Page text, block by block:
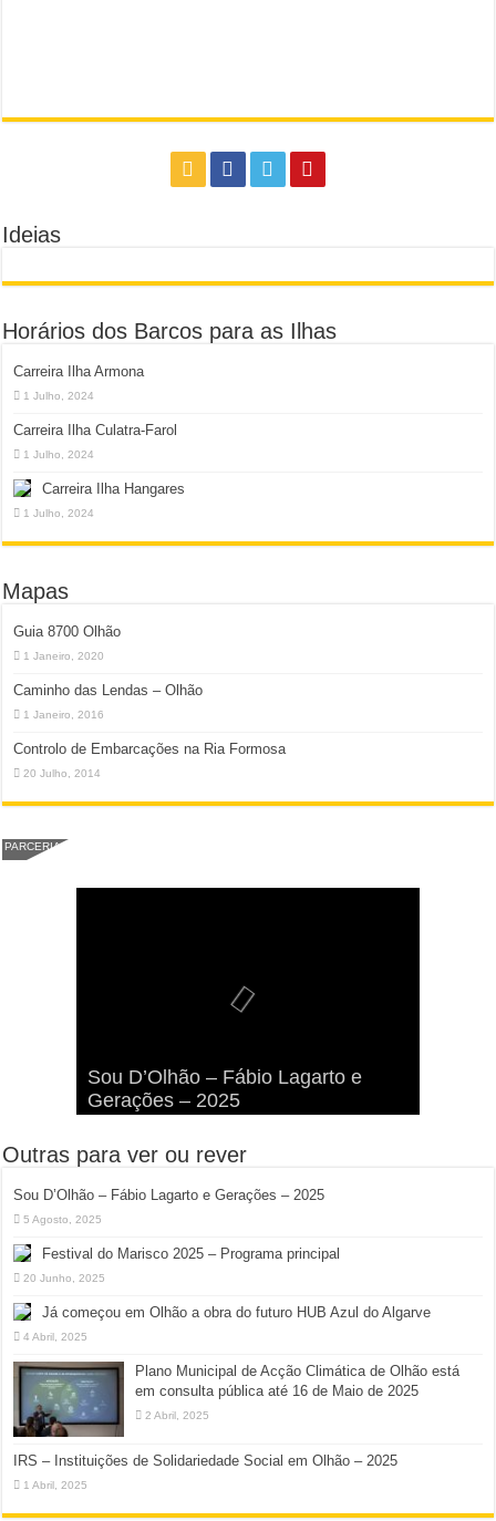
Ideias
Horários dos Barcos para as Ilhas
Carreira Ilha Armona
1 Julho, 2024
Carreira Ilha Culatra-Farol
1 Julho, 2024
Carreira Ilha Hangares
1 Julho, 2024
Mapas
Guia 8700 Olhão
1 Janeiro, 2020
Caminho das Lendas – Olhão
1 Janeiro, 2016
Controlo de Embarcações na Ria Formosa
20 Julho, 2014
PARCERIA
Sou D’Olhão – Fábio Lagarto e
Gerações – 2025
Armona: Música, Comida e
Diversão à Beira-Ria!
Taphani X Benkest: Vídeo Musical
na Ilha da Armona
“Lavar a Loiça” na Ilha dos
Hangares
Quatro Dias Mais Um de Aventura e
Diversão!
Outras para ver ou rever
Sou D’Olhão – Fábio Lagarto e Gerações – 2025
5 Agosto, 2025
Festival do Marisco 2025 – Programa principal
20 Junho, 2025
Já começou em Olhão a obra do futuro HUB Azul do Algarve
4 Abril, 2025
Plano Municipal de Acção Climática de Olhão está
em consulta pública até 16 de Maio de 2025
2 Abril, 2025
IRS – Instituições de Solidariedade Social em Olhão – 2025
1 Abril, 2025